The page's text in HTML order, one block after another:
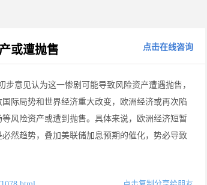
或遭抛售 点击在线咨询
见认为这一惨剧可能导致风险资产遭遇抛售，
际局势和世界经济重大改变，欧洲经济或再次陷
风险资产或遭到抛售。具体来说，欧洲经济短暂
然趋势，叠加美联储加息预期的催化，势必导致